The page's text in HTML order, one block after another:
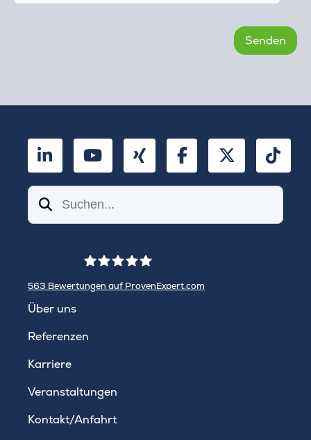
LinkedInYouTubeXing FacebookTwitter
Suchen
563 Bewertungen auf ProvenExpert.com
Über uns
Referenzen
Karriere
Veranstaltungen
Kontakt/Anfahrt